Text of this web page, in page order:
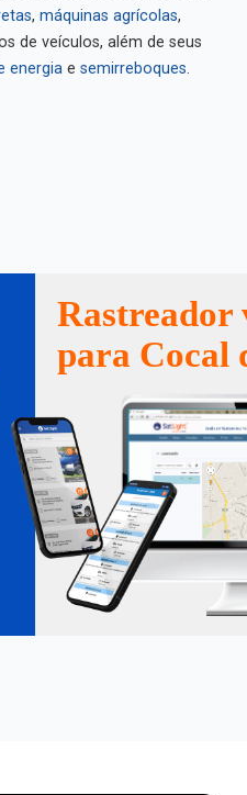
, máquinas agrícolas,
de veículos, além de seus
energia e semirreboques.
Rastreador
para Cocal